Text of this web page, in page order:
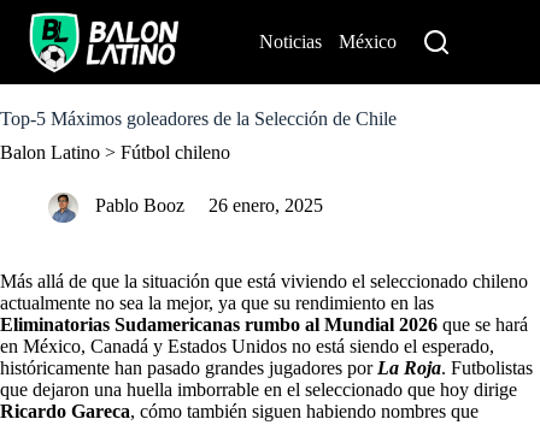
o
o
Noticias México
Top-5 Máximos goleadores de la Selección de Chile
Balon Latino > Fútbol chileno
Pablo Booz 26 enero, 2025
Más allá de que la situación que está viviendo el seleccionado chileno
actualmente no sea la mejor, ya que su rendimiento en las
Eliminatorias Sudamericanas rumbo al Mundial 2026 que se hará
en México, Canadá y Estados Unidos no está siendo el esperado,
históricamente han pasado grandes jugadores por La Roja. Futbolistas
que dejaron una huella imborrable en el seleccionado que hoy dirige
Ricardo Gareca, cómo también siguen habiendo nombres que